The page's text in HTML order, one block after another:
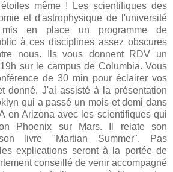
même ! Les scientifiques des
et d'astrophysique de l'université
en place un programme de
à ces disciplines assez obscures
nous. Ils vous donnent RDV un
sur le campus de Columbia. Vous
de 30 min pour éclairer vos
donné. J'ai assisté à la présentation
qui a passé un mois et demi dans
en Arizona avec les scientifiques qui
Phoenix sur Mars. Il relate son
livre "Martian Summer". Pas
explications seront à la portée de
conseillé de venir accompagné